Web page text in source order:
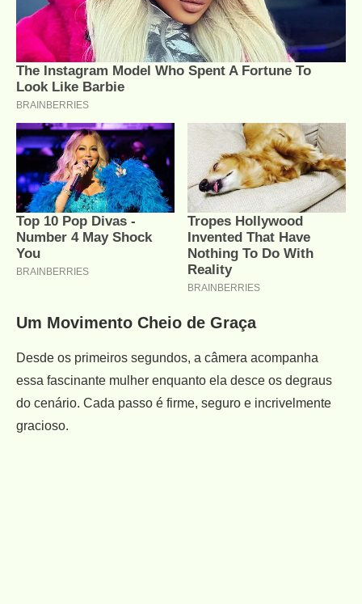
Um Movimento Cheio de Graça
Desde os primeiros segundos, a câmera acompanha
essa fascinante mulher enquanto ela desce os degraus
do cenário. Cada passo é firme, seguro e incrivelmente
gracioso.